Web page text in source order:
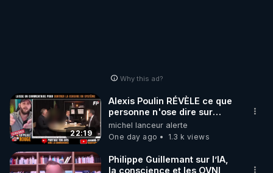
Why this ad?
22:19
Alexis Poulin RÉVÈLE ce que
personne n'ose dire sur
l'Union européenne (C'est
explosif)
michel lanceur alerte
One day ago
1.3 k views
Philippe Guillemant sur l’IA,
la conscience et les OVNI